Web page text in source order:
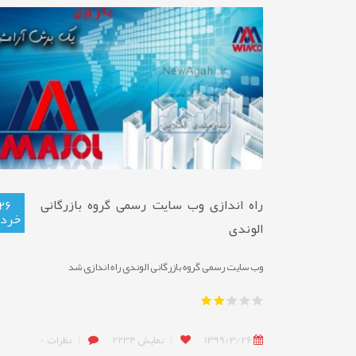
راه اندازی وب سایت رسمی گروه بازرگانی
الوندی
وب سایت رسمی گروه بازرگانی الوندی راه اندازی شد
1399/3/26 نمایش نظرات